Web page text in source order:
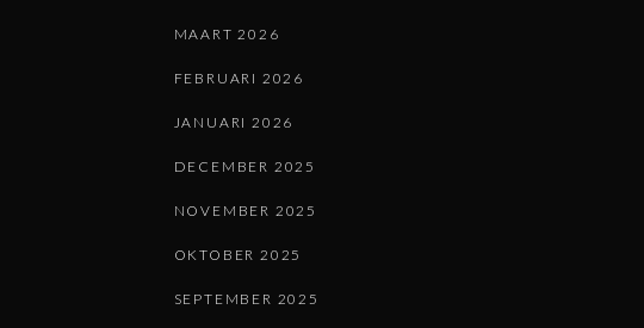
MAART 2026
FEBRUARI 2026
JANUARI 2026
DECEMBER 2025
NOVEMBER 2025
OKTOBER 2025
SEPTEMBER 2025